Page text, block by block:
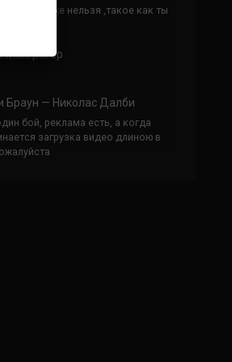
даже нельзя ,такое как ты
МакГрегор
Браун — Николас Далби
бой, реклама есть, а когда
загрузка видео длиною в